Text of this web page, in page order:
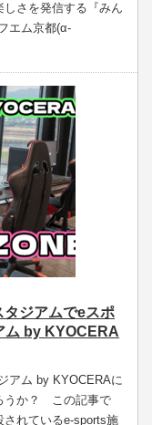
さを発信する『みん
エム京都(α-
ジアムでeスポ
ム by KYOCERA
アム by KYOCERAに
うか？ この記事で
れているe-sports施